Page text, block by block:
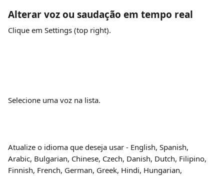
Alterar voz ou saudação em tempo real
Clique em Settings (top right).
Selecione uma voz na lista.
Atualize o idioma que deseja usar - English, Spanish,
Arabic, Bulgarian, Chinese, Czech, Danish, Dutch, Filipino,
Finnish, French, German, Greek, Hindi, Hungarian,